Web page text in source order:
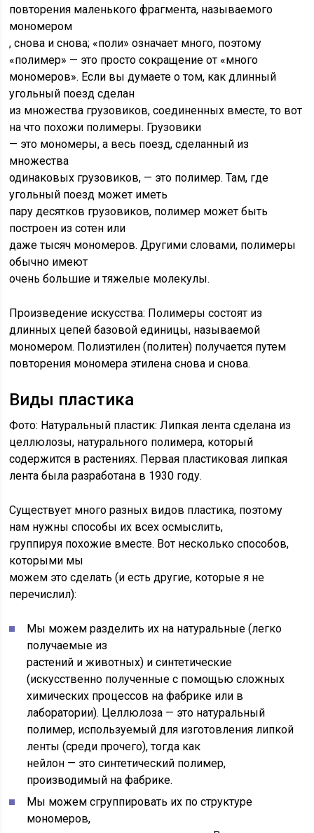
повторения маленького фрагмента, называемого
мономером
, снова и снова; «поли» означает много, поэтому
«полимер» — это просто сокращение от «много
мономеров». Если вы думаете о том, как длинный
угольный поезд сделан
из множества грузовиков, соединенных вместе, то вот
на что похожи полимеры. Грузовики
— это мономеры, а весь поезд, сделанный из
множества
одинаковых грузовиков, — это полимер. Там, где
угольный поезд может иметь
пару десятков грузовиков, полимер может быть
построен из сотен или
даже тысяч мономеров. Другими словами, полимеры
обычно имеют
очень большие и тяжелые молекулы.
Произведение искусства: Полимеры состоят из
длинных цепей базовой единицы, называемой
мономером. Полиэтилен (политен) получается путем
повторения мономера этилена снова и снова.
Виды пластика
Фото: Натуральный пластик: Липкая лента сделана из
целлюлозы, натурального полимера, который
содержится в растениях. Первая пластиковая липкая
лента была разработана в 1930 году.
Существует много разных видов пластика, поэтому
нам нужны способы их всех осмыслить,
группируя похожие вместе. Вот несколько способов,
которыми мы
можем это сделать (и есть другие, которые я не
перечислил):
Мы можем разделить их на натуральные (легко
получаемые из
растений и животных) и синтетические
(искусственно полученные с помощью сложных
химических процессов на фабрике или в
лаборатории). Целлюлоза — это натуральный
полимер, используемый для изготовления липкой
ленты (среди прочего), тогда как
нейлон — это синтетический полимер,
производимый на фабрике.
Мы можем сгруппировать их по структуре
мономеров,